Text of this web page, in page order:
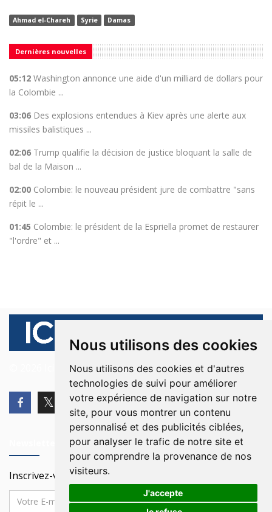
Nous utilisons des cookies
Nous utilisons des cookies et d'autres
technologies de suivi pour améliorer
votre expérience de navigation sur notre
site, pour vous montrer un contenu
personnalisé et des publicités ciblées,
pour analyser le trafic de notre site et
pour comprendre la provenance de nos
visiteurs.
J'accepte
Ahmad el-Chareh Syrie Damas
Dernières nouvelles
05:12 Washington annonce une aide d'un milliard de dollars pour
la Colombie ...
03:06 Des explosions entendues à Kiev après une alerte aux
missiles balistiques ...
02:06 Trump qualifie la décision de justice bloquant la salle de
bal de la Maison ...
02:00 Colombie: le nouveau président jure de combattre "sans
répit le ...
01:45 Colombie: le président de la Espriella promet de restaurer
"l'ordre" et ...
© 2026 Ici Beyrouth. Tous les droits sont réservés.
Inscrivez-vous à notre Newsletter